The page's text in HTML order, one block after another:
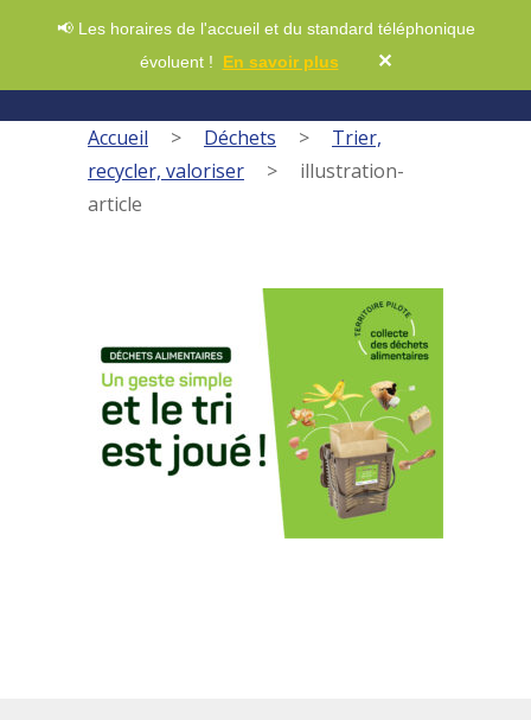
📢 Les horaires de l'accueil et du standard téléphonique
évoluent ! En savoir plus ✕
Accueil > Déchets >
Trier,
recycler, valoriser
>
illustration-
article